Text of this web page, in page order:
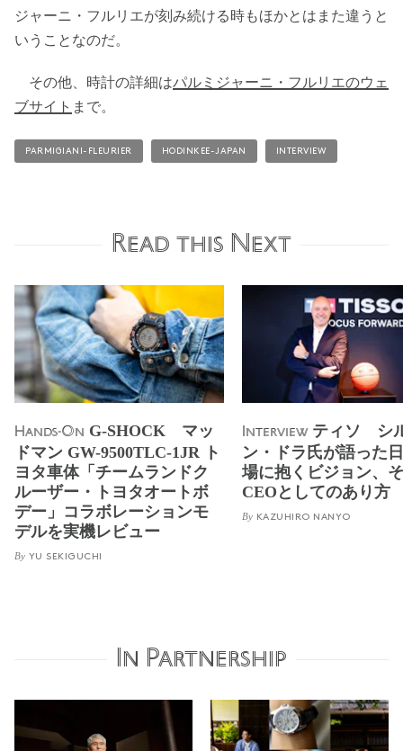
ジャーニ・フルリエが刻み続ける時もほかとはまた違うと
いうことなのだ。
その他、時計の詳細はパルミジャーニ・フルリエのウェ
ブサイト まで。
PARMIGIANI-FLEURIER HODINKEE-JAPAN INTERVIEW
Read this Next
Hands-On G-SHOCK マッ
ドマン GW-9500TLC-1JR ト
ヨタ車体「チームランドク
ルーザー・トヨタオートボ
デー」コラボレーションモ
デルを実機レビュー
By YU SEKIGUCHI
Interviewティソ シ
ン・ドラ氏が語った
場に抱くビジョン、
CEOとしてのあり方
By KAZUHIRO NANYO
In Partnership